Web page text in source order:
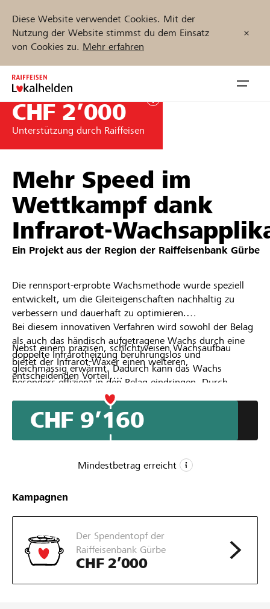
Diese Website verwendet Cookies. Mit der
Nutzung der Website stimmst du dem Einsatz
von Cookies zu. Mehr erfahren
Zum
Inhalt
springen
Unterstützen
Hilfe & Support
Partner / Raiffeisenbank
Anmelden
Projekte und Organisationen finden
DE FR IT
CHF 2’000
Unterstützung durch Raiffeisen
Mehr Speed im
Wettkampf dank
Ein Projekt aus der Region der Raiffeisenbank Gürbe
Die rennsport-erprobte Wachsmethode wurde speziell
entwickelt, um die Gleiteigenschaften nachhaltig zu
verbessern und dauerhaft zu optimieren.
Bei diesem innovativen Verfahren wird sowohl der Belag
als auch das händisch aufgetragene Wachs durch eine
doppelte Infrarotheizung berührungslos und
gleichmässig erwärmt. Dadurch kann das Wachs
besonders effizient in den Belag eindringen. Durch
zusätzliche, individuell wählbare Heizdurchläufe lässt
sich dieser Effekt gezielt verstärken.
Nebst einem präzisen, schichtweisen Wachsaufbau
bietet der Infrarot-Waxer einen weiteren,
entscheidenden Vorteil.
herkömmlichen Methoden – bei gleichzeitig reduziertem
Arbeitsaufwand.
CHF 9’160
Mindestbetrag erreicht
CHF 4’000
Wunschbetrag
65
3
Kampagnen
Der Spendentopf der
Raiffeisenbank Gürbe
CHF 2’000